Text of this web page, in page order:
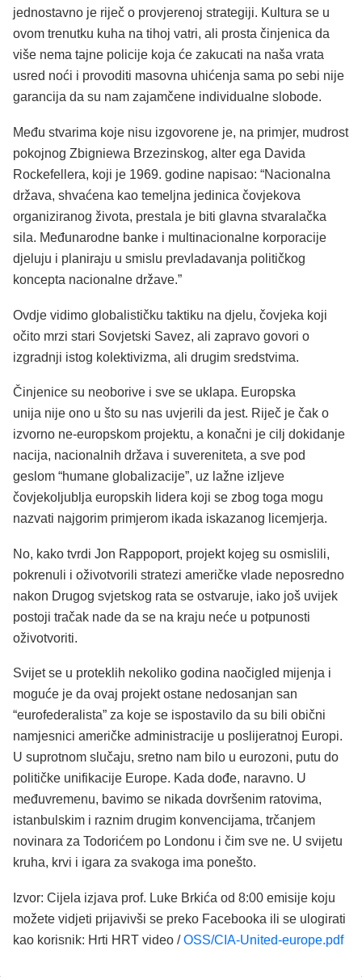
jednostavno je riječ o provjerenoj strategiji. Kultura se u
ovom trenutku kuha na tihoj vatri, ali prosta činjenica da
više nema tajne policije koja će zakucati na naša vrata
usred noći i provoditi masovna uhićenja sama po sebi nije
garancija da su nam zajamčene individualne slobode.
Među stvarima koje nisu izgovorene je, na primjer, mudrost
pokojnog Zbigniewa Brzezinskog, alter ega Davida
Rockefellera, koji je 1969. godine napisao: “Nacionalna
država, shvaćena kao temeljna jedinica čovjekova
organiziranog života, prestala je biti glavna stvaralačka
sila. Međunarodne banke i multinacionalne korporacije
djeluju i planiraju u smislu prevladavanja političkog
koncepta nacionalne države.”
Ovdje vidimo globalističku taktiku na djelu, čovjeka koji
očito mrzi stari Sovjetski Savez, ali zapravo govori o
izgradnji istog kolektivizma, ali drugim sredstvima.
Činjenice su neoborive i sve se uklapa. Europska
unija nije ono u što su nas uvjerili da jest. Riječ je čak o
izvorno ne-europskom projektu, a konačni je cilj dokidanje
nacija, nacionalnih država i suvereniteta, a sve pod
geslom “humane globalizacije”, uz lažne izljeve
čovjekoljublja europskih lidera koji se zbog toga mogu
nazvati najgorim primjerom ikada iskazanog licemjerja.
No, kako tvrdi Jon Rappoport, projekt kojeg su osmislili,
pokrenuli i oživotvorili stratezi američke vlade neposredno
nakon Drugog svjetskog rata se ostvaruje, iako još uvijek
postoji tračak nade da se na kraju neće u potpunosti
oživotvoriti.
Svijet se u proteklih nekoliko godina naočigled mijenja i
moguće je da ovaj projekt ostane nedosanjan san
“eurofederalista” za koje se ispostavilo da su bili obični
namjesnici američke administracije u poslijeratnoj Europi.
U suprotnom slučaju, sretno nam bilo u eurozoni, putu do
političke unifikacije Europe. Kada dođe, naravno. U
međuvremenu, bavimo se nikada dovršenim ratovima,
istanbulskim i raznim drugim konvencijama, trčanjem
novinara za Todorićem po Londonu i čim sve ne. U svijetu
kruha, krvi i igara za svakoga ima ponešto.
Izvor: Cijela izjava prof. Luke Brkića od 8:00 emisije koju
možete vidjeti prijavivši se preko Facebooka ili se ulogirati
kao korisnik: Hrti HRT video /OSS/CIA-United-europe.pdf